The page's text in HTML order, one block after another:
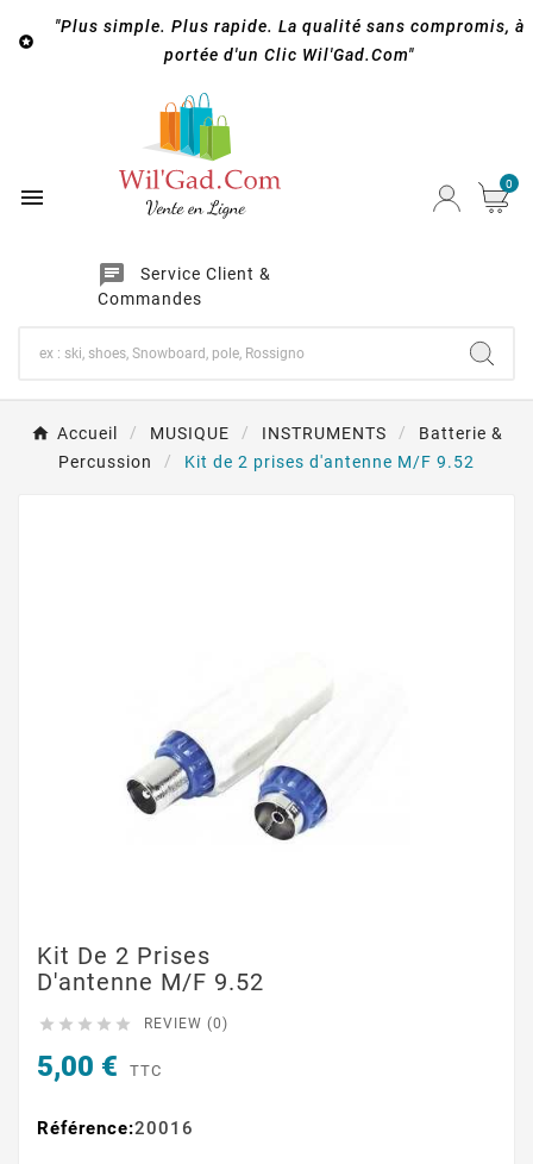

"Plus simple. Plus rapide. La qualité sans compromis, à
portée d'un Clic Wil'Gad.Com"

chat
Service Client &
Commandes
0
Accueil MUSIQUE INSTRUMENTS
Batterie &
Percussion
Kit de 2 prises d'antenne M/F 9.52
Kit De 2 Prises
D'antenne M/F 9.52
     REVIEW (0)
5,00 € TTC
Référence:20016